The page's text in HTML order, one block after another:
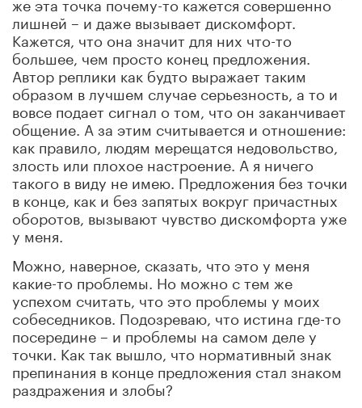
лишней – и даже вызывает дискомфорт.
Кажется, что она значит для них что-то
большее, чем просто конец предложения.
Автор реплики как будто выражает таким
образом в лучшем случае серьезность, а то и
вовсе подает сигнал о том, что он заканчивает
общение. А за этим считывается и отношение:
как правило, людям мерещатся недовольство,
злость или плохое настроение. А я ничего
такого в виду не имею. Предложения без точки
в конце, как и без запятых вокруг причастных
оборотов, вызывают чувство дискомфорта уже
у меня.
Можно, наверное, сказать, что это у меня
какие-то проблемы. Но можно с тем же
успехом считать, что это проблемы у моих
собеседников. Подозреваю, что истина где-то
посередине – и проблемы на самом деле у
точки. Как так вышло, что нормативный знак
препинания в конце предложения стал знаком
раздражения и злобы?